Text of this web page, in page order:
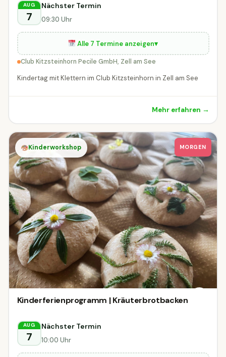
AUG
7
Nächster Termin
09:30 Uhr
Alle 7 Termine anzeigen▾
Club Kitzsteinhorn Pecile GmbH, Zell am See
Kindertag mit Klettern im Club Kitzsteinhorn in Zell am See
Mehr erfahren →
Kinderworkshop MORGEN
Kinderferienprogramm | Kräuterbrotbacken
AUG
7
Nächster Termin
10:00 Uhr